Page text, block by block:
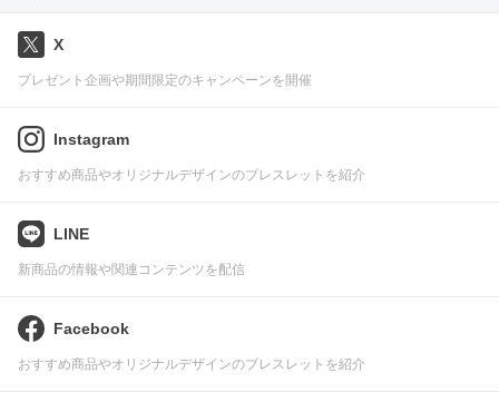
X
プレゼント企画や期間限定のキャンペーンを開催
Instagram
おすすめ商品やオリジナルデザインのブレスレットを紹介
LINE
新商品の情報や関連コンテンツを配信
Facebook
おすすめ商品やオリジナルデザインのブレスレットを紹介